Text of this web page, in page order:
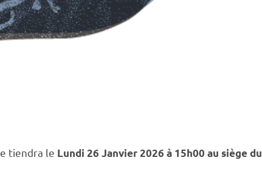
tiendra le Lundi 26 Janvier 2026 à 15h00 au siège du